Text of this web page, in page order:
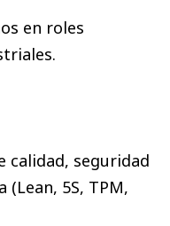
en roles
calidad, seguridad
5S, TPM,